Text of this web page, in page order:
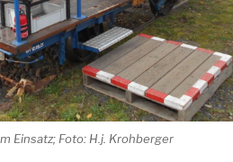
Einsatz; Foto: H.j. Krohberger